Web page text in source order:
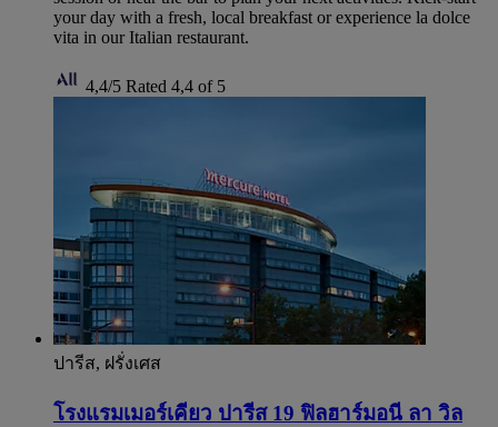
your day with a fresh, local breakfast or experience la dolce
vita in our Italian restaurant.
4,4/5 Rated 4,4 of 5
ปารีส, ฝรั่งเศส
โรงแรมเมอร์เคียว ปารีส 19 ฟิลฮาร์มอนี ลา วิล